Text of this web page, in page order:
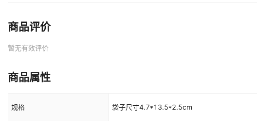
商品评价
暂无有效评价
商品属性
规格 袋子尺寸4.7*13.5*2.5cm